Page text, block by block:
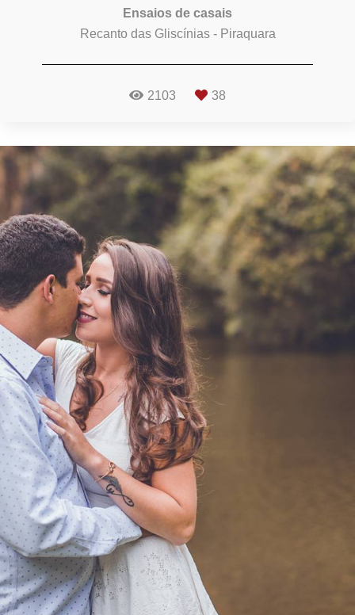
Ensaios de casais
Recanto das Gliscínias - Piraquara
2103 38